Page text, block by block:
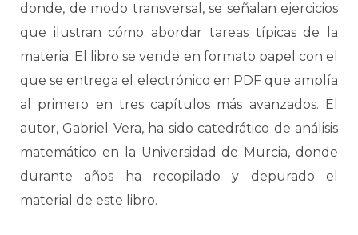
donde, de modo transversal, se señalan ejercicios
que ilustran cómo abordar tareas típicas de la
materia. El libro se vende en formato papel con el
que se entrega el electrónico en PDF que amplía
al primero en tres capítulos más avanzados. El
autor, Gabriel Vera, ha sido catedrático de análisis
matemático en la Universidad de Murcia, donde
durante años ha recopilado y depurado el
material de este libro.